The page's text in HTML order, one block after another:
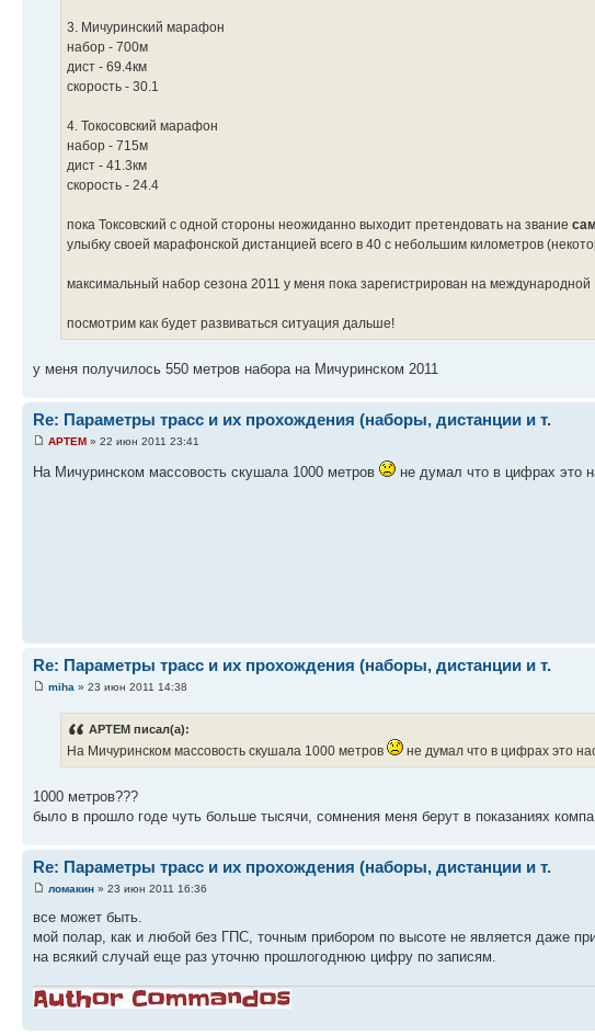
3. Мичуринский марафон
набор - 700м
дист - 69.4км
скорость - 30.1
4. Токосовский марафон
набор - 715м
дист - 41.3км
скорость - 24.4
пока Токсовский с одной стороны неожиданно выходит претендовать на звание
улыбку своей марафонской дистанцией всего в 40 с небольшим километров
максимальный набор сезона 2011 у меня пока зарегистрирован на международной
посмотрим как будет развиваться ситуация дальше!
у меня получилось 550 метров набора на Мичуринском 2011
Re: Параметры трасс и их прохождения (наборы, дистанции и т.
APTEM » 22 июн 2011 23:41
На Мичуринском массовость скушала 1000 метров не думал что в цифрах это
Re: Параметры трасс и их прохождения (наборы, дистанции и т.
miha » 23 июн 2011 14:38
APTEM писал(а):
На Мичуринском массовость скушала 1000 метров не думал что в цифрах это
1000 метров???
было в прошло годе чуть больше тысячи, сомнения меня берут в показаниях
Re: Параметры трасс и их прохождения (наборы, дистанции и т.
ломакин » 23 июн 2011 16:36
все может быть.
мой полар, как и любой без ГПС, точным прибором по высоте не является даже
на всякий случай еще раз уточню прошлогоднюю цифру по записям.